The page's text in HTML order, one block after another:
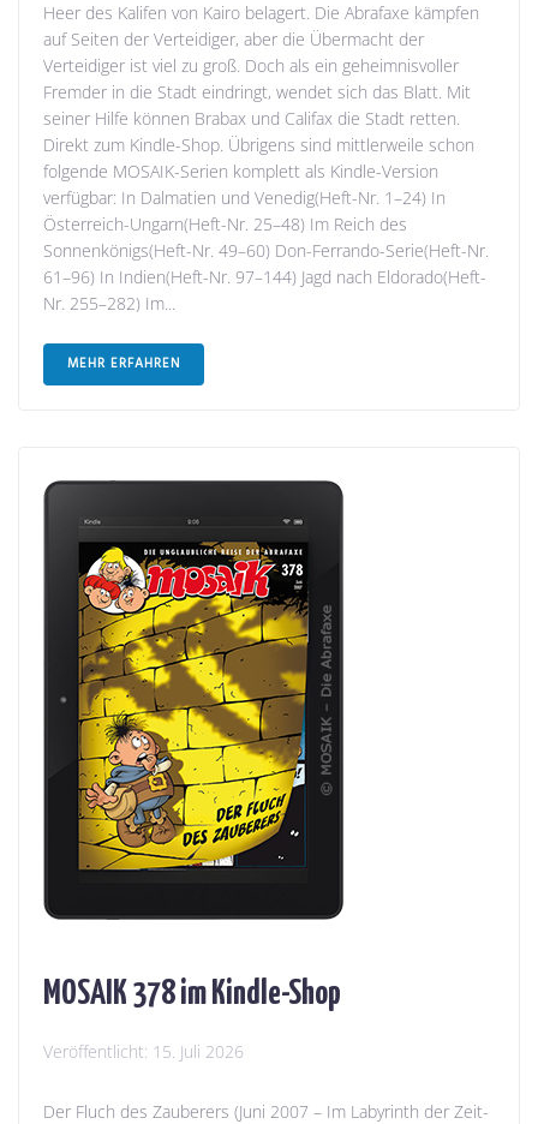
Heer des Kalifen von Kairo belagert. Die Abrafaxe kämpfen
auf Seiten der Verteidiger, aber die Übermacht der
Verteidiger ist viel zu groß. Doch als ein geheimnisvoller
Fremder in die Stadt eindringt, wendet sich das Blatt. Mit
seiner Hilfe können Brabax und Califax die Stadt retten.
Direkt zum Kindle-Shop. Übrigens sind mittlerweile schon
folgende MOSAIK-Serien komplett als Kindle-Version
verfügbar: In Dalmatien und Venedig(Heft-Nr. 1–24) In
Österreich-Ungarn(Heft-Nr. 25–48) Im Reich des
Sonnenkönigs(Heft-Nr. 49–60) Don-Ferrando-Serie(Heft-Nr.
61–96) In Indien(Heft-Nr. 97–144) Jagd nach Eldorado(Heft-
Nr. 255–282) Im...
MEHR ERFAHREN
MOSAIK 378 im Kindle-Shop
Veröffentlicht: 15. Juli 2026
Der Fluch des Zauberers (Juni 2007 – Im Labyrinth der Zeit-